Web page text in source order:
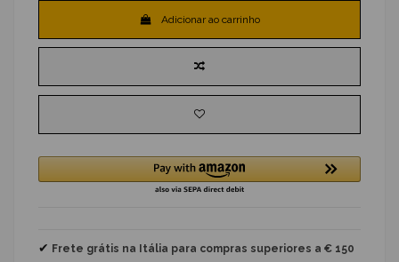
Adicionar ao carrinho
✔ Frete grátis na Itália para compras superiores a € 150